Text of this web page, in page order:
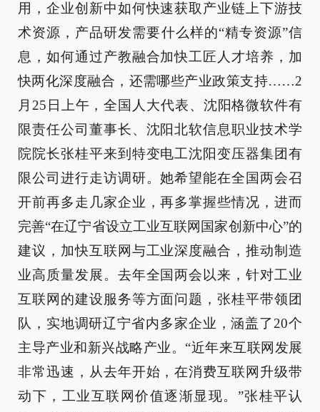
用，企业创新中如何快速获取产业链上下游技
术资源，产品研发需要什么样的“精专资源”信
息，如何通过产教融合加快工匠人才培养，加
快两化深度融合，还需哪些产业政策支持……2
月25日上午，全国人大代表、沈阳格微软件有
限责任公司董事长、沈阳北软信息职业技术学
院院长张桂平来到特变电工沈阳变压器集团有
限公司进行走访调研。她希望能在全国两会召
开前再多走几家企业，再多掌握些情况，进而
完善“在辽宁省设立工业互联网国家创新中心”的
建议，加快互联网与工业深度融合，推动制造
业高质量发展。去年全国两会以来，针对工业
互联网的建设服务等方面问题，张桂平带领团
队，实地调研辽宁省内多家企业，涵盖了20个
主导产业和新兴战略产业。“近年来互联网发展
非常迅速，从去年开始，在消费互联网升级带
动下，工业互联网价值逐渐显现。”张桂平认